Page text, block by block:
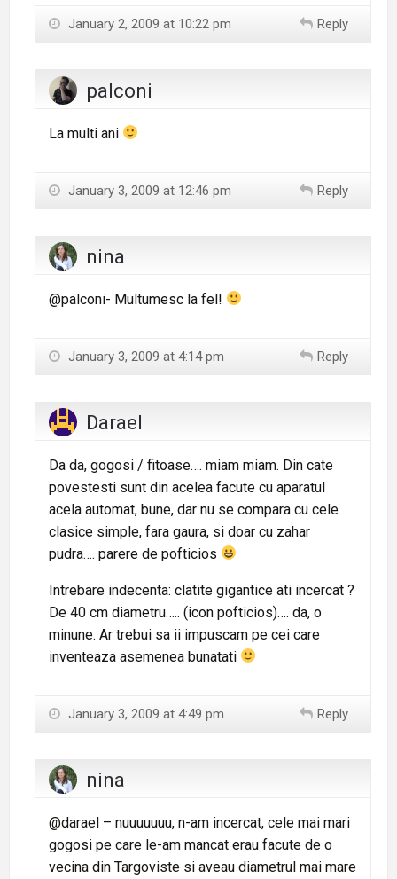
January 2, 2009 at 10:22 pm Reply
palconi
La multi ani
January 3, 2009 at 12:46 pm Reply
nina
@palconi- Multumesc la fel!
January 3, 2009 at 4:14 pm Reply
Darael
Da da, gogosi / fitoase…. miam miam. Din cate
povestesti sunt din acelea facute cu aparatul
acela automat, bune, dar nu se compara cu cele
clasice simple, fara gaura, si doar cu zahar
pudra…. parere de pofticios
Intrebare indecenta: clatite gigantice ati incercat ?
De 40 cm diametru….. (icon pofticios)…. da, o
minune. Ar trebui sa ii impuscam pe cei care
inventeaza asemenea bunatati
January 3, 2009 at 4:49 pm Reply
nina
@darael – nuuuuuuu, n-am incercat, cele mai mari
gogosi pe care le-am mancat erau facute de o
vecina din Targoviste si aveau diametrul mai mare